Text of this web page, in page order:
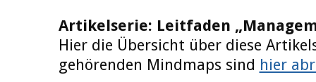
Artikelserie: Leitfaden
Hier die Übersicht über diese
gehörenden Mindmaps sind hier